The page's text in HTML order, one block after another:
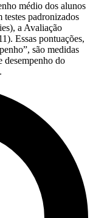
médio dos alunos
testes padronizados
a Avaliação
Essas pontuações,
são medidas
desempenho do